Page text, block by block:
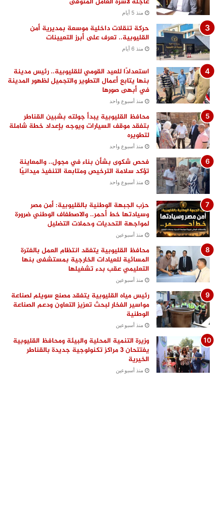
منذ 5 أيام
حركة تنقلات داخلية موسعة بمديرية أمن
القليوبية.. تعرف على أبرز التعيينات
منذ 6 أيام
استعدادًا للعيد القومي للقليوبية.. رئيس مدينة
بنها يتابع أعمال التطوير والتجميل لظهور المدينة
في أبهى صورها
منذ أسبوع واحد
محافظ القليوبية يبدأ جولته بشبين القناطر
بتفقد موقف السيارات ويوجه بإعداد خطة شاملة
لتطويره
منذ أسبوع واحد
فحص شكوى بشأن بناء في مجول.. والمعاينة
تؤكد سلامة الترخيص ومتابعة التنفيذ ميدانيًا
منذ أسبوع واحد
حزب الجبهة الوطنية بالقليوبية: أمن مصر
وسيادتها خط أحمر.. والاصطفاف الوطني ضرورة
لمواجهة التحديات وحملات التضليل
منذ أسبوعين
محافظ القليوبية يتفقد انتظام العمل بالفترة
المسائية للعيادات الخارجية بمستشفى بنها
التعليمي عقب بدء تشغيلها
منذ أسبوعين
رئيس مياه القليوبية يتفقد مصنع سويلم لصناعة
مواسير الفخار لبحث تعزيز التعاون ودعم الصناعة
الوطنية
منذ أسبوعين
وزيرة التنمية المحلية والبيئة ومحافظ القليوبية
يفتتحان 3 مراكز تكنولوجية جديدة بالقناطر
الخيرية
منذ أسبوعين